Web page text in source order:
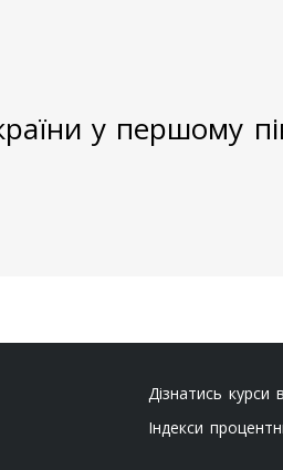
у першому
Дізнатись курси
Індекси